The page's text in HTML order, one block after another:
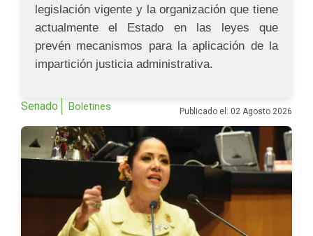
legislación vigente y la organización que tiene
actualmente el Estado en las leyes que
prevén mecanismos para la aplicación de la
impartición justicia administrativa.
Senado Boletines Publicado el: 02 Agosto 2026